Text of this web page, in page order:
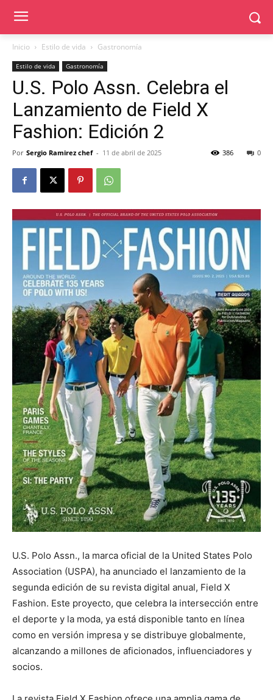
Inicio Estilo de vida Gastronomía
Estilo de vida Gastronomía
U.S. Polo Assn. Celebra el
Lanzamiento de Field X
Fashion: Edición 2
Por Sergio Ramirez chef - 11 de abril de 2025 0
386
U.S. Polo Assn., la marca oficial de la United States Polo
Association (USPA), ha anunciado el lanzamiento de la
segunda edición de su revista digital anual, Field X
Fashion. Este proyecto, que celebra la intersección entre
el deporte y la moda, ya está disponible tanto en línea
como en versión impresa y se distribuye globalmente,
alcanzando a millones de aficionados, influenciadores y
socios.